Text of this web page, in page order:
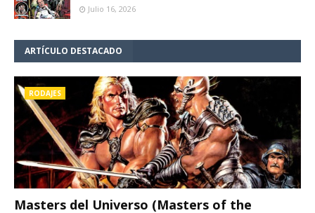
Julio 16, 2026
ARTÍCULO DESTACADO
RODAJES
Masters del Universo (Masters of the